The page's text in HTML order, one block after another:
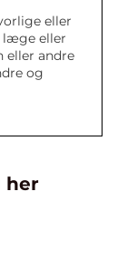
eller
læge eller
eller andre
og
her